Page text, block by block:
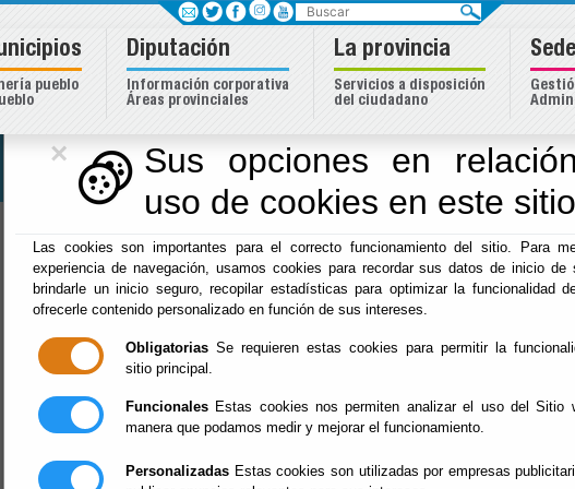
×
Sus opciones en
uso de cookies en este sitio
Las cookies son importantes para el correcto funcionamiento del sitio. Para
experiencia de navegación, usamos cookies para recordar sus datos de inicio de
brindarle un inicio seguro, recopilar estadísticas para optimizar la funcionalidad
ofrecerle contenido personalizado en función de sus intereses.
Obligatorias Se requieren estas cookies para permitir la
sitio principal.
Funcionales Estas cookies nos permiten analizar el uso del Sitio
manera que podamos medir y mejorar el funcionamiento.
Personalizadas Estas cookies son utilizadas por empresas
Inicio -Diputación - EXPEDIENTE DE MODIFICACIÓN
EXPEDIENTE DE
NÚM. 13 DEL
Diputación Provincial de Almería
Área de Economía
Buscar
pueblo
Diputación
Información corporativa
Áreas provinciales
La provincia
Servicios a disposición
del ciudadano